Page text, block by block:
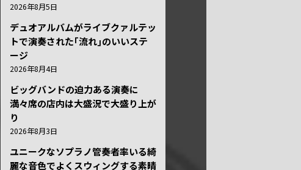
2026年8月5日
デュオアルバムがライブクァルテッ
トで演奏された｢流れ｣のいいステ
ージ
2026年8月4日
ビッグバンドの迫力ある演奏に
満々席の店内は大盛況で大盛り上が
り
2026年8月3日
ユニークなソプラノ管奏者率いる綺
麗な音色でよくスウィングする素晴